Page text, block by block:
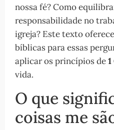
nossa fé? Como
responsabilidade no
igreja? Este texto
bíblicas para essas
aplicar os princípios de
vida.
O que
coisas me